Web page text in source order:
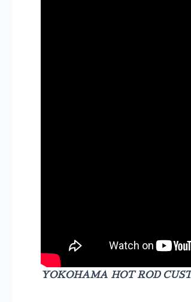
YOKOHAMA HOT ROD